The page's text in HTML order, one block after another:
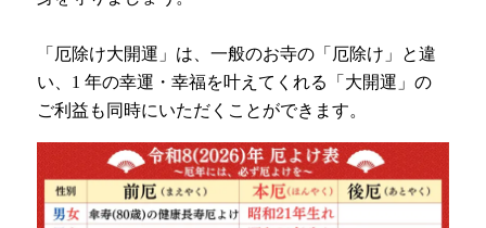
「厄除け大開運」は、一般のお寺の「厄除け」と違
い、1 年の幸運・幸福を叶えてくれる「大開運」の
ご利益も同時にいただくことができます。